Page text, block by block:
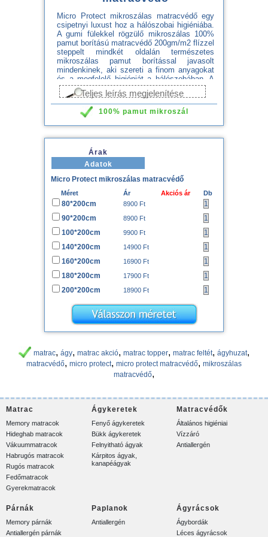
Micro Protect mikroszálas matracvédő egy
csipetnyi luxust hoz a hálószobai higiéniába.
A gumi fülekkel rögzülő mikroszálas 100%
pamut borítású matracvédő 200gm/m2 flízzel
steppelt mindkét oldalán természetes
mikroszálas pamut borítással javasolt
mindenkinek, aki szereti a finom anyagokat
és a megfelelő higiéniát a hálószobában. A
60C°-on mosható Micro Protect matracvédő
tehát mindenkinek megoldás lehet a matrac
védelme és a folyamatosan fenntartható
atkamentes higiénia érdekében. Higéniai
matracvédő javasolt minden nem mosható
matracunkat a nem kívánatos
szennyeződésektől.
Teljes leírás megjelenítése
100% pamut mikroszál
Árak
Adatok
Micro Protect mikroszálas matracvédő
Méret Ár Akciós ár Db
80*200cm 8900 Ft
90*200cm 8900 Ft
100*200cm 9900 Ft
140*200cm 14900 Ft
160*200cm 16900 Ft
180*200cm 17900 Ft
200*200cm 18900 Ft
matrac, ágy, matrac akció, matrac topper, matrac feltét, ágyhuzat,
matracvédő, micro protect, micro protect matracvédő, mikroszálas
matracvédő,
Matrac
Memory matracok
Hideghab matracok
Vákuummatracok
Habrugós matracok
Rugós matracok
Fedőmatracok
Gyerekmatracok
Ágykeretek
Fenyő ágykeretek
Bükk ágykeretek
Felnyitható ágyak
Kárpitos ágyak,
kanapéágyak
Matracvédők
Általános higiéniai
Vízzáró
Antiallergén
Párnák
Memory párnák
Antiallergén párnák
Paplanok
Antiallergén
Ágyrácsok
Ágybordák
Léces ágyrácsok